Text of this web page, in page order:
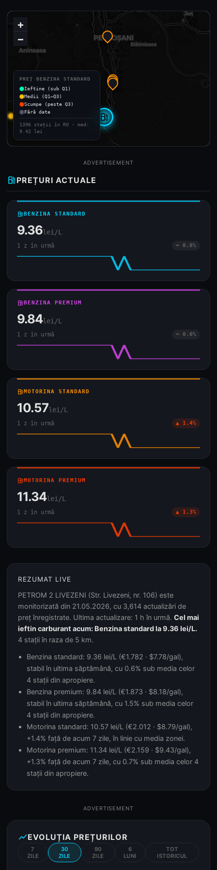
local_gas_station
+
−
PREȚ BENZINA STANDARD
Ieftine (sub Q1)
Medii (Q1–Q3)
Scumpe (peste Q3)
Fără date
1396 stații în RO · med:
9.42 lei
ADVERTISEMENT
local_gas_station PREȚURI ACTUALE
local_gas_stationBENZINA STANDARD
9.36lei/L
1 z în urmă ━ 0.0%
local_gas_stationBENZINA PREMIUM
9.84lei/L
1 z în urmă ━ 0.0%
local_gas_stationMOTORINA STANDARD
10.57lei/L
1 z în urmă ▲ 1.4%
local_gas_stationMOTORINA PREMIUM
11.34lei/L
1 z în urmă ▲ 1.3%
REZUMAT LIVE
PETROM 2 LIVEZENI (Str. Livezeni, nr. 106) este
monitorizată din 21.05.2026, cu 3,614 actualizări de
preț înregistrate. Ultima actualizare: 1 h în urmă. Cel mai
ieftin carburant acum: Benzina standard la 9.36 lei/L.
4 stații în raza de 5 km.
Benzina standard: 9.36 lei/L (€1.782 · $7.78/gal),
stabil în ultima săptămână, cu 0.6% sub media celor
4 stații din apropiere.
Benzina premium: 9.84 lei/L (€1.873 · $8.18/gal),
stabil în ultima săptămână, cu 1.5% sub media celor
4 stații din apropiere.
Motorina standard: 10.57 lei/L (€2.012 · $8.79/gal),
+1.4% față de acum 7 zile, în linie cu media zonei.
Motorina premium: 11.34 lei/L (€2.159 · $9.43/gal),
+1.3% față de acum 7 zile, cu 0.7% sub media celor 4
stații din apropiere.
ADVERTISEMENT
show_chartEVOLUȚIA PREȚURILOR
7
ZILE
30
ZILE
90
ZILE
6
LUNI
TOT
ISTORICUL